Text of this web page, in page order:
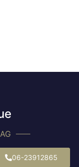
06-23912865